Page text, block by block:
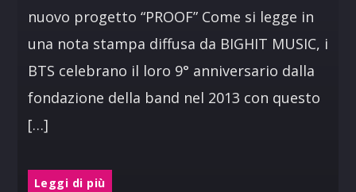
nuovo progetto “PROOF” Come si legge in
una nota stampa diffusa da BIGHIT MUSIC, i
BTS celebrano il loro 9° anniversario dalla
fondazione della band nel 2013 con questo
[…]
Leggi di più